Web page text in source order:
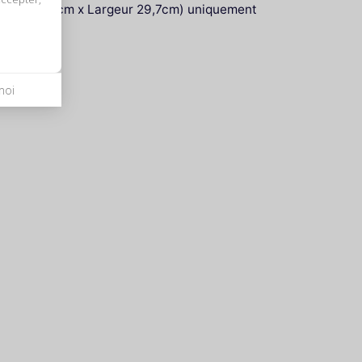
42cm x Largeur 29,7cm) uniquement
fermé